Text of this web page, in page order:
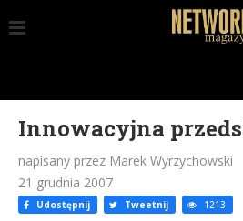
Innowacyjna
napisany przez Marek Wyrzychowski
21 grudnia 2007
Udostępnij Tweetnij 1213